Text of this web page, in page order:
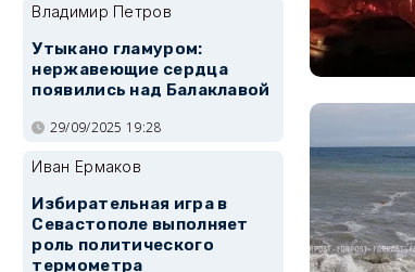
Владимир Петров
Утыкано гламуром:
нержавеющие сердца
появились над Балаклавой
29/09/2025 19:28
Иван Ермаков
Избирательная игра в
Севастополе выполняет
роль политического
термометра